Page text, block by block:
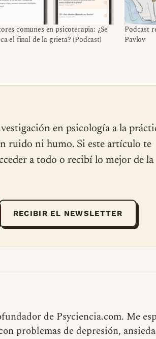
comunes en psicoterapia: ¿Se
el final de la grieta? (Podcast)
Podcast
Pavlov
en psicología a la
ruido ni humo. Si este artículo te
a todo o recibí lo mejor de la
RECIBIR EL NEWSLETTER
de Psyciencia.com. Me
problemas de depresión,